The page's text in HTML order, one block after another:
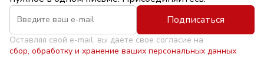
Подписаться
Оставляя свой e-mail, вы даете свое согласие на
сбор, обработку и хранение ваших персональных данных